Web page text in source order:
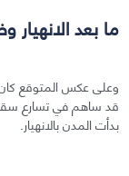
ما بعد الانهيار
وعلى عكس المتوقع كان
قد ساهم في تسارع
بدأت المدن بالانهيار.